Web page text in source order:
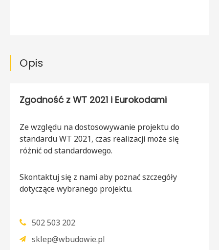
Opis
Zgodność z WT 2021 i Eurokodami
Ze względu na dostosowywanie projektu do
standardu WT 2021, czas realizacji może się
różnić od standardowego.
Skontaktuj się z nami aby poznać szczegóły
dotyczące wybranego projektu.
502 503 202
sklep@wbudowie.pl